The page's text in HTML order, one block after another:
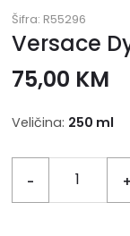
Šifra: R55296
Versace
75,00 KM
Veličina: 250 ml
- +